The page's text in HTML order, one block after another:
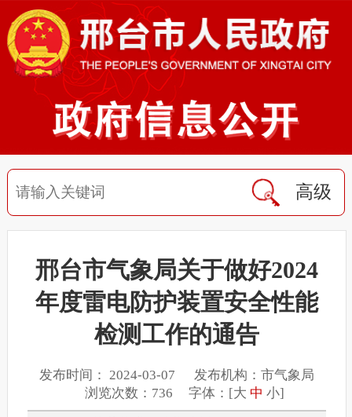
高级
邢台市气象局关于做好2024
年度雷电防护装置安全性能
检测工作的通告
发布时间： 2024-03-07 发布机构：市气象局
浏览次数：736 字体：[大 中 小]